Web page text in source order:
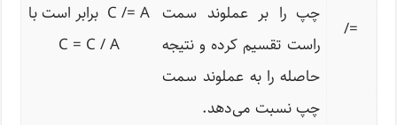
=
/
چپ را بر عملوند سمت
راست تقسیم کرده و نتیجه
حاصله را به عملوند سمت
چپ نسبت می‌دهد.
C /= A برابر است با
C = C / A